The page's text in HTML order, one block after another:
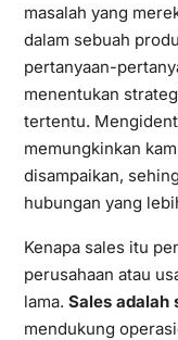
masalah yang
dalam sebuah
pertanyaan-
menentukan
tertentu.
memungkinkan
disampaikan,
hubungan yang
Kenapa sales itu
perusahaan atau
lama. Sales adalah
mendukung